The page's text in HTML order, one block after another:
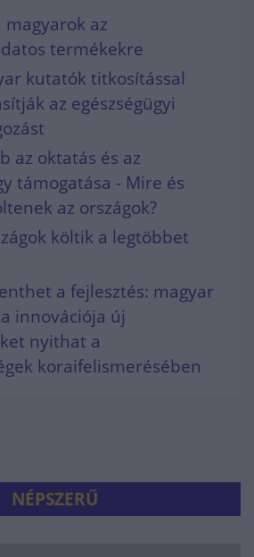
magyarok az
termékekre
kutatók titkosítással
az egészségügyi
az oktatás és az
támogatása - Mire és
az országok?
költik a legtöbbet
a fejlesztés: magyar
innovációja új
nyithat a
koraifelismerésében
NÉPSZERŰ